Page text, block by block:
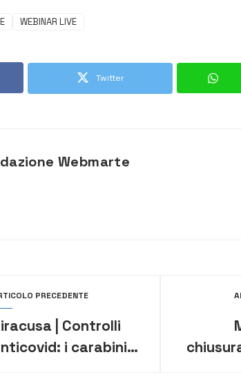
WEBINAR LIVE
Twitter
Webmarte
PRECEDENTE
| Controlli
i carabinieri